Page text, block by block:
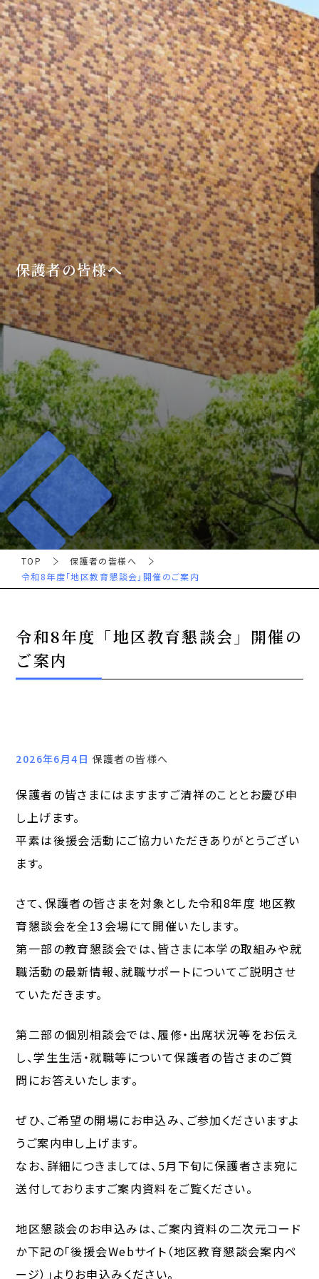
保護者の皆様へ
TOP
保護者の皆様へ
令和8年度「地区教育懇談会」開催のご案内
令和8年度「地区教育懇談会」開催の
ご案内
2026年6月4日 保護者の皆様へ
保護者の皆さまにはますますご清祥のこととお慶び申
し上げます。
平素は後援会活動にご協力いただきありがとうござい
ます。
さて、保護者の皆さまを対象とした令和8年度 地区教
育懇談会を全13会場にて開催いたします。
第一部の教育懇談会では、皆さまに本学の取組みや就
職活動の最新情報、就職サポートについてご説明させ
ていただきます。
第二部の個別相談会では、履修・出席状況等をお伝え
し、学生生活・就職等について保護者の皆さまのご質
問にお答えいたします。
ぜひ、ご希望の開場にお申込み、ご参加くださいますよ
うご案内申し上げます。
なお、詳細につきましては、5月下旬に保護者さま宛に
送付しておりますご案内資料をご覧ください。
地区懇談会のお申込みは、ご案内資料の二次元コード
か下記の「後援会Webサイト（地区教育懇談会案内ペ
ージ）」よりお申込みください。